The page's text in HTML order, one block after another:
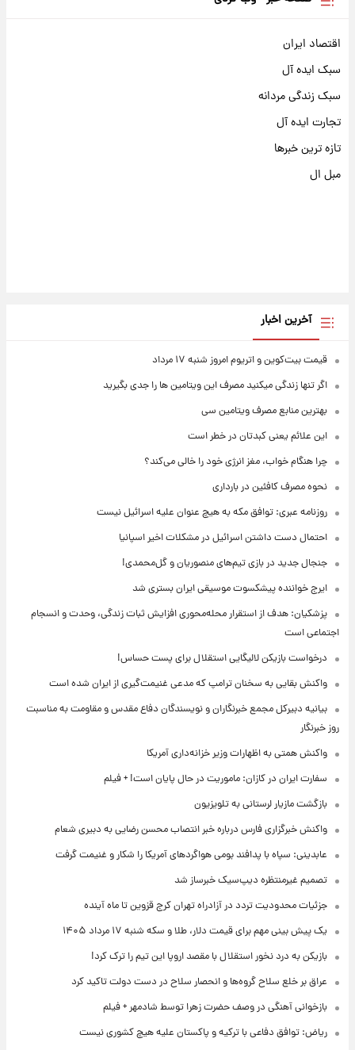
اقتصاد ایران
سبک ایده آل
سبک زندگی مردانه
تجارت ایده آل
تازه ترین خبرها
مبل ال
آخرین اخبار
قیمت بیت‌کوین و اتریوم امروز شنبه ۱۷ مرداد
اگر تنها زندگی میکنید مصرف این ویتامین ها را جدی بگیرید
بهترین منابع مصرف ویتامین سی
این علائم یعنی کبدتان در خطر است
چرا هنگام خواب، مغز انرژی خود را خالی می‌کند؟
نحوه مصرف کافئین در بارداری
روزنامه عبری: توافق مکه به هیچ عنوان علیه اسرائیل نیست
احتمال دست داشتن اسرائیل در مشکلات اخیر اسپانیا
جنجال جدید در بازی تیم‌های منصوریان و گل‌محمدی!
ایرج خواننده پیشکسوت موسیقی ایران بستری شد
پزشکیان: هدف از استقرار محله‌محوری افزایش ثبات زندگی، وحدت و انسجام
اجتماعی است
درخواست بازیکن لالیگایی استقلال برای پست حساس!
واکنش بقایی به سخنان ترامپ که مدعی غنیمت‌گیری از ایران شده است
بیانیه دبیرکل مجمع خبرنگاران و نویسندگان دفاع مقدس و مقاومت به مناسبت
روز خبرنگار
واکنش همتی به اظهارات وزیر خزانه‌داری آمریکا
سفارت ایران در کازان: ماموریت در حال پایان است! + فیلم
بازگشت مازیار لرستانی به تلویزیون
واکنش خبرگزاری فارس درباره خبر انتصاب محسن رضایی به دبیری شعام
عابدینی: سپاه با پدافند بومی هواگردهای آمریکا را شکار و غنیمت گرفت
تصمیم غیرمنتظره دیپ‌سیک خبرساز شد
جزئیات محدودیت تردد در آزادراه تهران کرج قزوین تا ماه آینده
یک پیش ‌بینی مهم برای قیمت دلار، طلا و سکه شنبه ۱۷ مرداد ۱۴۰۵
بازیکن به درد نخور استقلال با مقصد اروپا این تیم را ترک کرد!
عراق بر خلع سلاح گروه‌ها و انحصار سلاح در دست دولت تاکید کرد
بازخوانی آهنگی در وصف حضرت زهرا توسط شادمهر + فیلم
ریاض: توافق دفاعی با ترکیه و پاکستان علیه هیچ کشوری نیست